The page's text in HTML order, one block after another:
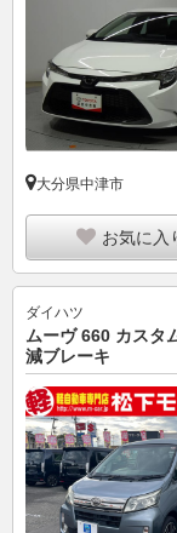
大分県中津市
お気に入
ダイハツ
ムーヴ 660 カスタ
減ブレーキ